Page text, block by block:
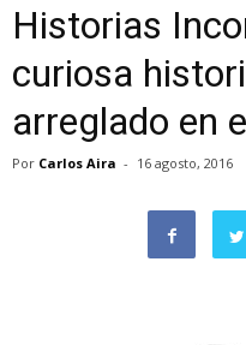
Historias
curiosa
arreglado en
Por Carlos Aira - 16 agosto, 2016